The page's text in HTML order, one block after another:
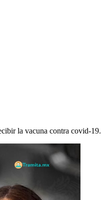
la vacuna contra covid-19.